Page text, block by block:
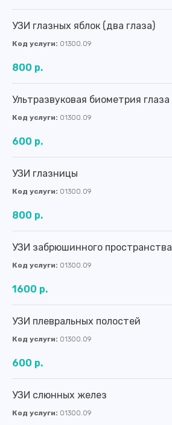
УЗИ глазных яблок (два глаза)
Код услуги: 01300.09
800 р.
Ультразвуковая биометрия глаза
Код услуги: 01300.09
600 р.
УЗИ глазницы
Код услуги: 01300.09
800 р.
УЗИ забрюшинного пространства
Код услуги: 01300.09
1600 р.
УЗИ плевральных полостей
Код услуги: 01300.09
600 р.
УЗИ слюнных желез
Код услуги: 01300.09